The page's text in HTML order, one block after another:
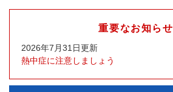
重要なお知らせ
2026年7月31日更新
熱中症に注意しましょう